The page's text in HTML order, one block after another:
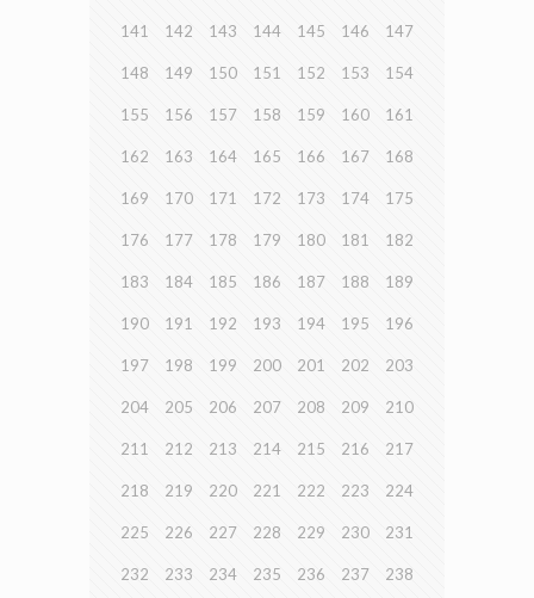
141 142 143 144 145 146 147
148 149 150 151 152 153 154
155 156 157 158 159 160 161
162 163 164 165 166 167 168
169 170 171 172 173 174 175
176 177 178 179 180 181 182
183 184 185 186 187 188 189
190 191 192 193 194 195 196
197 198 199 200 201 202 203
204 205 206 207 208 209 210
211 212 213 214 215 216 217
218 219 220 221 222 223 224
225 226 227 228 229 230 231
232 233 234 235 236 237 238